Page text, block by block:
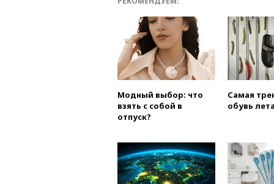
Модный выбор: что
взять с собой в
отпуск?
Самая
обувь